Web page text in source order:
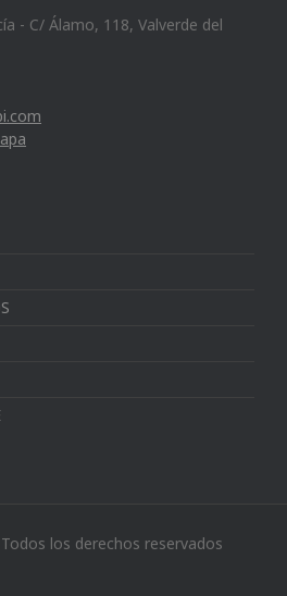
- C/ Álamo, 118, Valverde del
los derechos reservados